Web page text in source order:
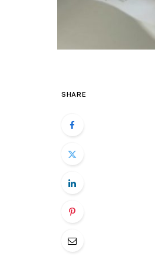
SHARE